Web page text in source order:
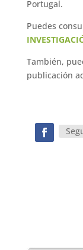
Portugal.
Puedes
También,
publicación